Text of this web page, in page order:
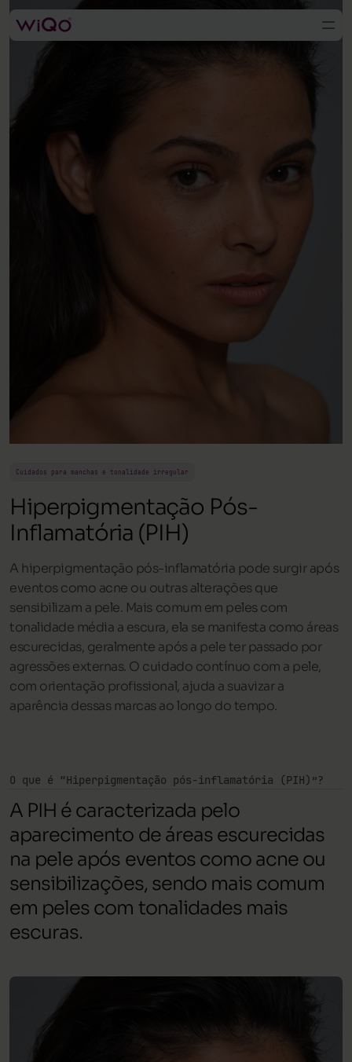
Cuidados para manchas e tonalidade irregular
Hiperpigmentação Pós-
Inflamatória (PIH)
A hiperpigmentação pós-inflamatória pode surgir após
eventos como acne ou outras alterações que
sensibilizam a pele. Mais comum em peles com
tonalidade média a escura, ela se manifesta como áreas
escurecidas, geralmente após a pele ter passado por
agressões externas. O cuidado contínuo com a pele,
com orientação profissional, ajuda a suavizar a
aparência dessas marcas ao longo do tempo.
O que é “Hiperpigmentação pós-inflamatória (PIH)”?
A PIH é caracterizada pelo
aparecimento de áreas escurecidas
na pele após eventos como acne ou
sensibilizações, sendo mais comum
em peles com tonalidades mais
escuras.